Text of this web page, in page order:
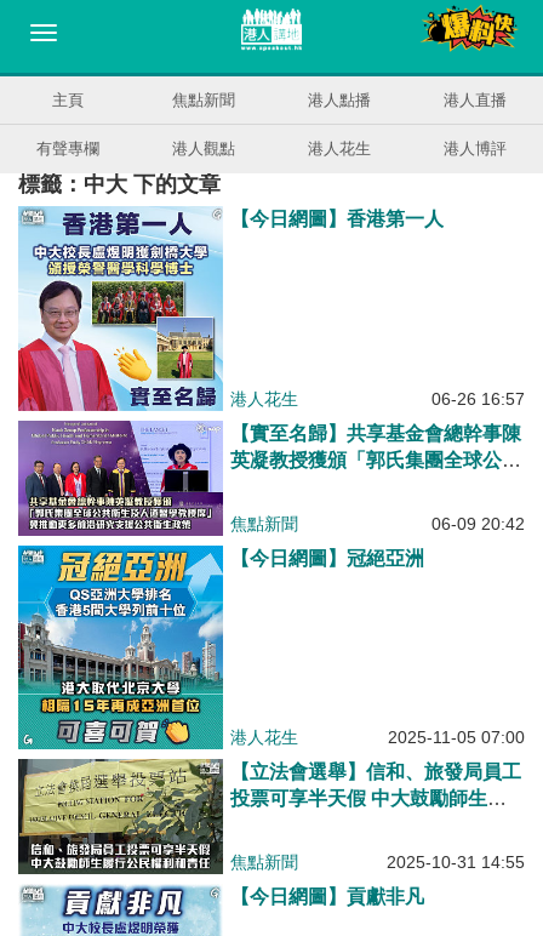
主頁 焦點新聞 港人點播 港人直播
有聲專欄 港人觀點 港人花生 港人博評
標籤：中大 下的文章
【今日網圖】香港第一人
港人花生 06-26 16:57
【實至名歸】共享基金會總幹事陳
英凝教授獲頒「郭氏集團全球公共
更多前沿研究支援公共衞生政策
焦點新聞 06-09 20:42
【今日網圖】冠絕亞洲
港人花生 2025-11-05 07:00
【立法會選舉】信和、旅發局員工
投票可享半天假 中大鼓勵師生履
焦點新聞 2025-10-31 14:55
【今日網圖】貢獻非凡